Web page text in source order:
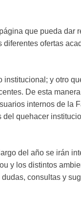
que pueda dar
ofertas
y otro
De esta
internos de la
quehacer
del año se irán
y los distintos
consultas y